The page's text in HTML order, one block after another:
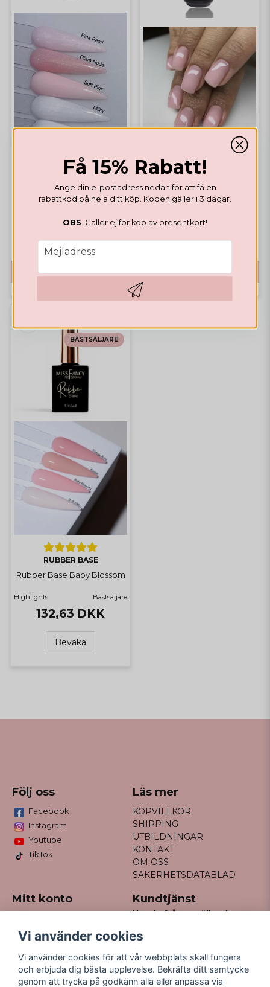
RUBBER BASE
Rubber Base Soft Pink
Bästsäljare
105,97 DKK
KÖP
GELLACK
Rubber Base Natural Pink
Highlights
105,97 DKK
KÖP
RUBBER BASE
Rubber Base Baby Blossom
Highlights Bästsäljare
132,63 DKK
Bevaka
BÄSTSÄLJARE
Få 15% Rabatt!
Ange din e-postadress nedan för att få en
rabattkod på hela ditt köp. Koden gäller i 3 dagar.
OBS . Gäller ej för köp av presentkort!
email
Mejladress
Följ oss
Facebook
Instagram
Youtube
TikTok
Läs mer
KÖPVILLKOR
SHIPPING
UTBILDNINGAR
KONTAKT
OM OSS
SÄKERHETSDATABLAD
Mitt konto
Registrera dig
Glömt lösenord?
Kundtjänst
Har du frågor gällande
kontakt@missfancy.se
Vi använder cookies
Vi använder cookies för att vår webbplats skall fungera
och erbjuda dig bästa upplevelse. Bekräfta ditt samtycke
genom att trycka på godkänn alla eller anpassa via